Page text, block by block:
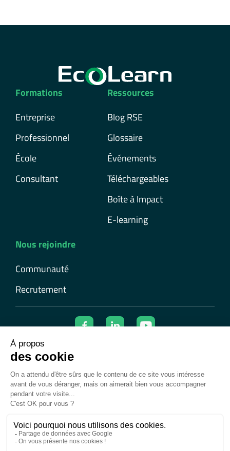
Formations
Entreprise
Professionnel
École
Consultant
Ressources
Blog RSE
Glossaire
Événements
Téléchargeables
Boîte à Impact
E-learning
Nous rejoindre
Communauté
Recrutement
© 2026 Ecolearn | Tous droits réservés
Mentions légales
Conditions générales d’utilisation
Conditions générales de vente